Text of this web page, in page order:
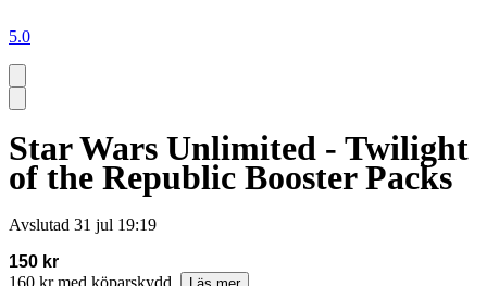
5.0
Star Wars Unlimited - Twilight
of the Republic Booster Packs
Avslutad 31 jul 19:19
150 kr